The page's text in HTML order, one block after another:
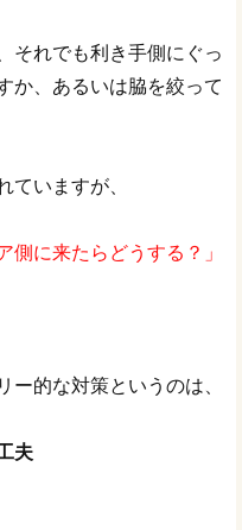
それでも利き手側にぐっ
か、あるいは脇を絞って
ていますが、
側に来たらどうする？」
ー的な対策というのは、
夫